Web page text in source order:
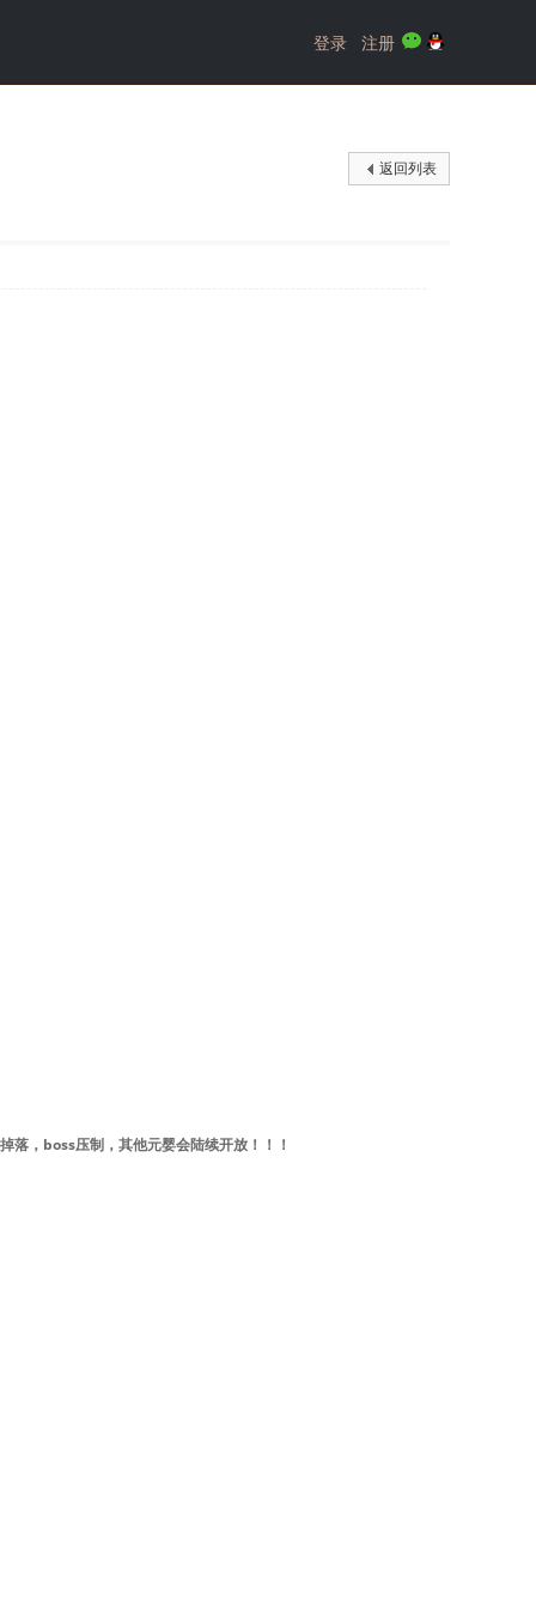
登录 注册
返回列表
落，boss压制，其他元婴会陆续开放！！！